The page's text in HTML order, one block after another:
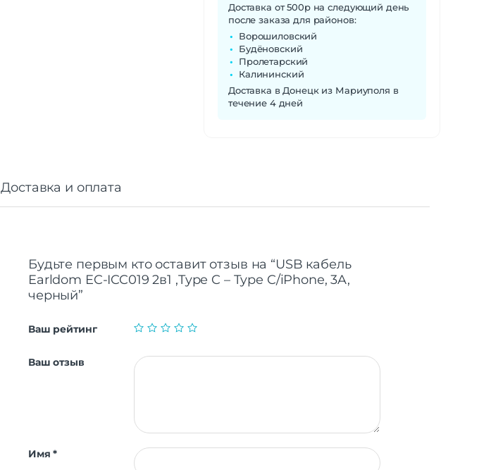
Доставка от 500р на следующий день
после заказа для районов:
Ворошиловский
Будёновский
Пролетарский
Калининский
Доставка в Донецк из Мариуполя в
течение 4 дней
Доставка и оплата
Будьте первым кто оставит отзыв на “USB кабель
Earldom EC-ICC019 2в1 ,Type C – Type C/iPhone, 3A,
черный”
Ваш рейтинг
Ваш отзыв
Имя*